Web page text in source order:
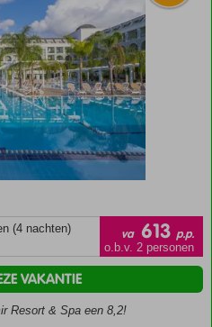
(4 nachten)
va 613 p.p.
o.b.v. 2 personen
Resort & Spa een 8,2!
VAKANTIE